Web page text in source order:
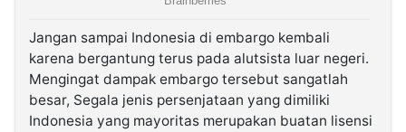
Jangan sampai Indonesia di embargo kembali
karena bergantung terus pada alutsista luar negeri.
Mengingat dampak embargo tersebut sangatlah
besar, Segala jenis persenjataan yang dimiliki
Indonesia yang mayoritas merupakan buatan lisensi